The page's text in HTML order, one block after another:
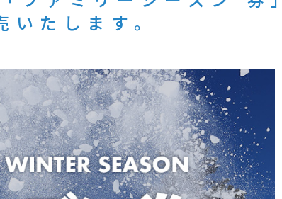
いたします。